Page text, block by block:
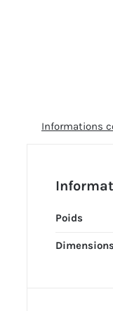
Informations
Poids
Dimensions